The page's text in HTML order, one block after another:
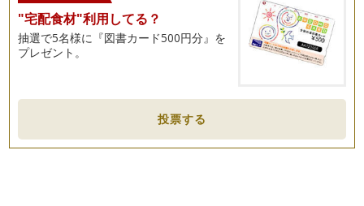
タルト ダマンド
こんにちは！お菓子研究家 橋本清美です。 今回は、タル
ト ダマンドというアーモンド…
こんにちは！ FELICE KITCHEN 橋本清美です。 今回は、イ
イチゴのショートケーキ
"宅配食材"利用してる？
抽選で5名様に『図書カード500円分』を
プレゼント。
投票する